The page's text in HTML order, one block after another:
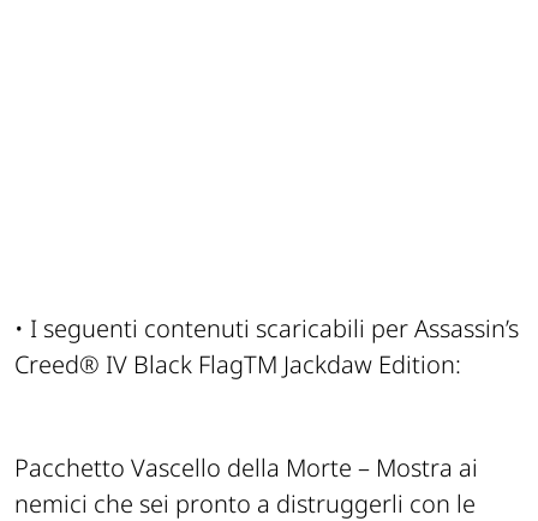
• I seguenti contenuti scaricabili per Assassin’s
Creed® IV Black FlagTM Jackdaw Edition:
Pacchetto Vascello della Morte – Mostra ai
nemici che sei pronto a distruggerli con le